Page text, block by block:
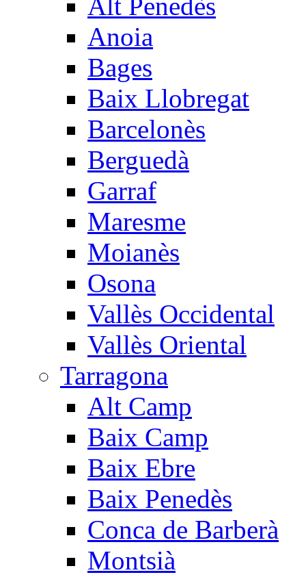
Anoia
Bages
Baix Llobregat
Barcelonès
Berguedà
Garraf
Maresme
Moianès
Osona
Vallès Occidental
Vallès Oriental
Tarragona
Alt Camp
Baix Camp
Baix Ebre
Baix Penedès
Conca de Barberà
Montsià